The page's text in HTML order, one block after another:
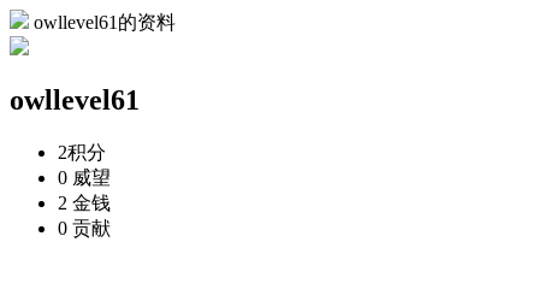
owllevel61的资料
owllevel61
2积分
0 威望
2 金钱
0 贡献